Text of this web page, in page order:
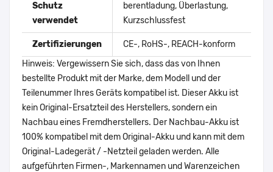
Schutz
verwendet
berentladung, Überlastung,
Kurzschlussfest
Zertifizierungen
CE-, RoHS-, REACH-konform
Hinweis: Vergewissern Sie sich, dass das von Ihnen
bestellte Produkt mit der Marke, dem Modell und der
Teilenummer Ihres Geräts kompatibel ist. Dieser Akku ist
kein Original-Ersatzteil des Herstellers, sondern ein
Nachbau eines Fremdherstellers. Der Nachbau-Akku ist
100% kompatibel mit dem Original-Akku und kann mit dem
Original-Ladegerät / -Netzteil geladen werden. Alle
aufgeführten Firmen-, Markennamen und Warenzeichen